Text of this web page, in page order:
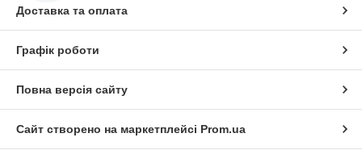
Доставка та оплата
Графік роботи
Повна версія сайту
Сайт створено на маркетплейсі Prom.ua